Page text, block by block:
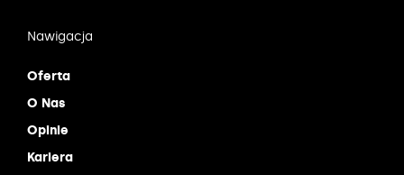
Nawigacja
Oferta
O Nas
Opinie
Kariera